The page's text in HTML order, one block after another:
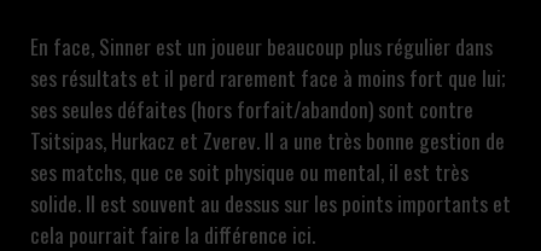
En face, Sinner est un joueur beaucoup plus régulier dans
ses résultats et il perd rarement face à moins fort que lui;
ses seules défaites (hors forfait/abandon) sont contre
Tsitsipas, Hurkacz et Zverev. Il a une très bonne gestion de
ses matchs, que ce soit physique ou mental, il est très
solide. Il est souvent au dessus sur les points importants et
cela pourrait faire la différence ici.